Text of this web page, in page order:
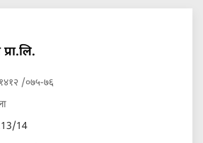
/०७५-७६
14